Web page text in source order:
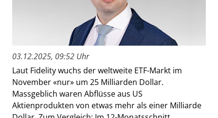
03.12.2025, 09:52 Uhr
Laut Fidelity wuchs der weltweite ETF-Markt im
November «nur» um 25 Milliarden Dollar.
Massgeblich waren Abflüsse aus US
Aktienprodukten von etwas mehr als einer Milliarde